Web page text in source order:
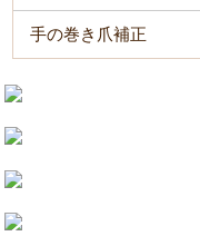
手の巻き爪補正